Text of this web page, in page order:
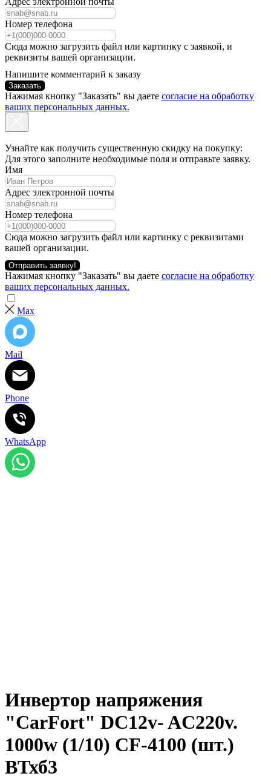
Номер телефона
Сюда можно загрузить файл или картинку с заявкой, и
реквизиты вашей организации.
Напишите комментарий к заказу
Заказать
Нажимая кнопку "Заказать" вы даете согласие на обработку
ваших персональных данных.
Узнайте как получить существенную скидку на покупку:
Для этого заполните необходимые поля и отправьте заявку.
Имя
Адрес электронной почты
Номер телефона
Сюда можно загрузить файл или картинку с реквизитами
вашей организации.
Отправить заявку!
Нажимая кнопку "Заказать" вы даете согласие на обработку
ваших персональных данных.
Max
Mail
Phone
WhatsApp
Инвертор напряжения
"CarFort" DC12v- AC220v.
1000w (1/10) CF-4100 (шт.)
ВТхб3